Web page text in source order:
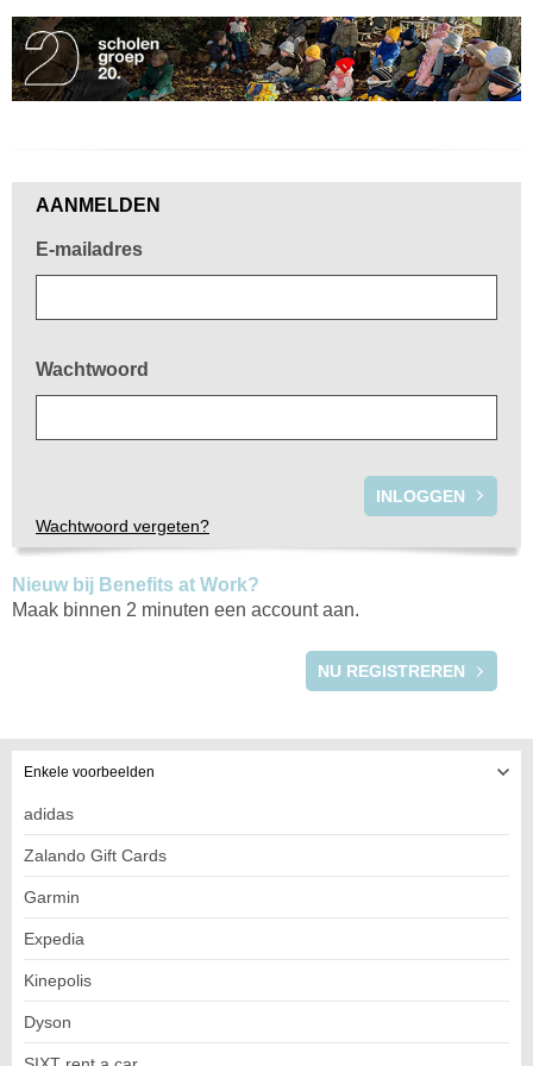
AANMELDEN
E-mailadres
Wachtwoord
Wachtwoord vergeten?
Nieuw bij Benefits at Work?
Maak binnen 2 minuten een account aan.
NU REGISTREREN
Enkele voorbeelden
adidas
Zalando Gift Cards
Garmin
Expedia
Kinepolis
Dyson